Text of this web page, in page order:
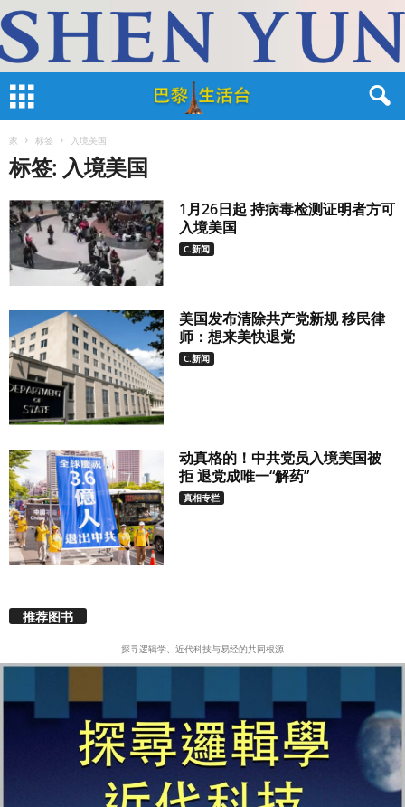
家 标签 入境美国
标签: 入境美国
1月26日起 持病毒检测证明者方可
入境美国
C.新闻
美国发布清除共产党新规 移民律
师：想来美快退党
C.新闻
动真格的！中共党员入境美国被
拒 退党成唯一“解药”
真相专栏
推荐图书
探寻逻辑学、近代科技与易经的共同根源